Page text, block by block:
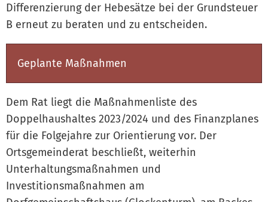
Differenzierung der Hebesätze bei der Grundsteuer
B erneut zu beraten und zu entscheiden.
Geplante Maßnahmen
Dem Rat liegt die Maßnahmenliste des
Doppelhaushaltes 2023/2024 und des Finanzplanes
für die Folgejahre zur Orientierung vor. Der
Ortsgemeinderat beschließt, weiterhin
Unterhaltungsmaßnahmen und
Investitionsmaßnahmen am